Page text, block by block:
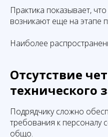
Практика показывает,
возникают еще на этапе
Наиболее
Отсутствие
технического
Подрядчику сложно
требования к
общо.